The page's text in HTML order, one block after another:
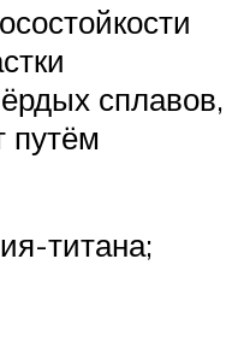
сплавов,
путём
титана;